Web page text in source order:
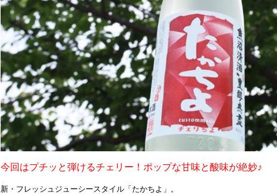
今回はプチッと弾けるチェリー！ポップな甘味と酸味が絶妙♪
新・フレッシュジューシースタイル「たかちよ」。